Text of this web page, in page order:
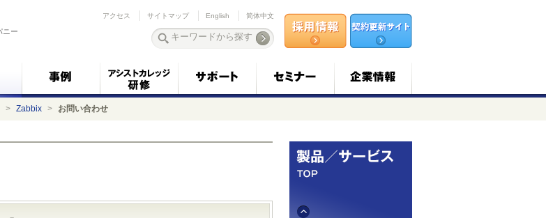
ニー
アクセス サイトマップ English 简体中文
> Zabbix > お問い合わせ